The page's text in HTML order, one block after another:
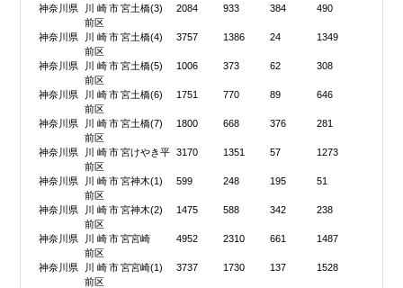
神奈川県
川崎市宮
前区
土橋(3) 2084 933 384 490
神奈川県
川崎市宮
前区
土橋(4) 3757 1386 24 1349
神奈川県
川崎市宮
前区
土橋(5) 1006 373 62 308
神奈川県
川崎市宮
前区
土橋(6) 1751 770 89 646
神奈川県
川崎市宮
前区
土橋(7) 1800 668 376 281
神奈川県
川崎市宮
前区
けやき平 3170 1351 57 1273
神奈川県
川崎市宮
前区
神木(1) 599 248 195 51
神奈川県
川崎市宮
前区
神木(2) 1475 588 342 238
神奈川県
川崎市宮
前区
宮崎 4952 2310 661 1487
神奈川県
川崎市宮
前区
宮崎(1) 3737 1730 137 1528